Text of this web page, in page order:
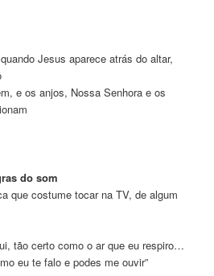
Jesus aparece atrás do altar,
e os anjos, Nossa Senhora e os
do som
que costume tocar na TV, de algum
tão certo como o ar que eu respiro…
falo e podes me ouvir”